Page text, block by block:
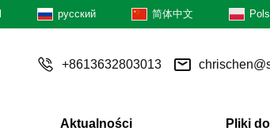
русский 简体中文
+8613632803013
Aktualności Pliki